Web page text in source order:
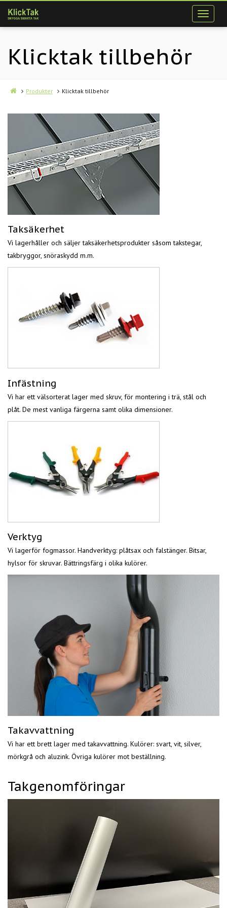
Klicktak tillbehör
Produkter Klicktak tillbehör
Taksäkerhet
Vi lagerhåller och säljer taksäkerhetsprodukter såsom takstegar,
takbryggor, snöraskydd m.m.
Infästning
Vi har ett välsorterat lager med skruv, för montering i trä, stål och
plåt. De mest vanliga färgerna samt olika dimensioner.
Verktyg
Vi lagerför fogmassor. Handverktyg: plåtsax och falstänger. Bitsar,
hylsor för skruvar. Bättringsfärg i olika kulörer.
Takavvattning
Vi har ett brett lager med takavvattning. Kulörer: svart, vit, silver,
mörkgrå och aluzink. Övriga kulörer mot beställning.
Takgenomföringar